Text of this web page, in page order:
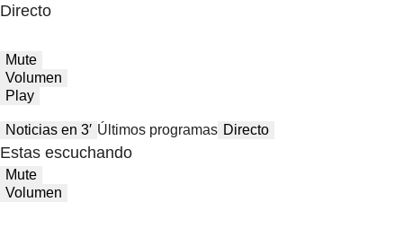
Directo
Mute
Volumen
Play
Noticias en 3′ Últimos programas Directo
Estas escuchando
Mute
Volumen